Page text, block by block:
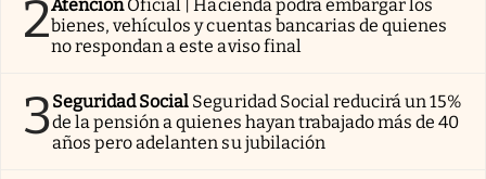
2AtenciónOficial | Hacienda podrá embargar los
bienes, vehículos y cuentas bancarias de quienes
no respondan a este aviso final
3Seguridad Social Seguridad Social reducirá un 15%
de la pensión a quienes hayan trabajado más de 40
años pero adelanten su jubilación